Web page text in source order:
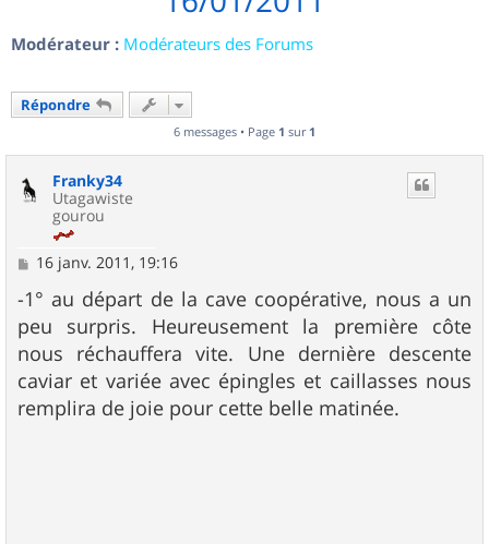
Modérateur : Modérateurs des Forums
Répondre
6 messages • Page 1 sur 1
Franky34
Utagawiste
gourou
M
s
s
a
g
e
16 janv. 2011, 19:16
-1° au départ de la cave coopérative, nous a un
peu surpris. Heureusement la première côte
nous réchauffera vite. Une dernière descente
caviar et variée avec épingles et caillasses nous
remplira de joie pour cette belle matinée.